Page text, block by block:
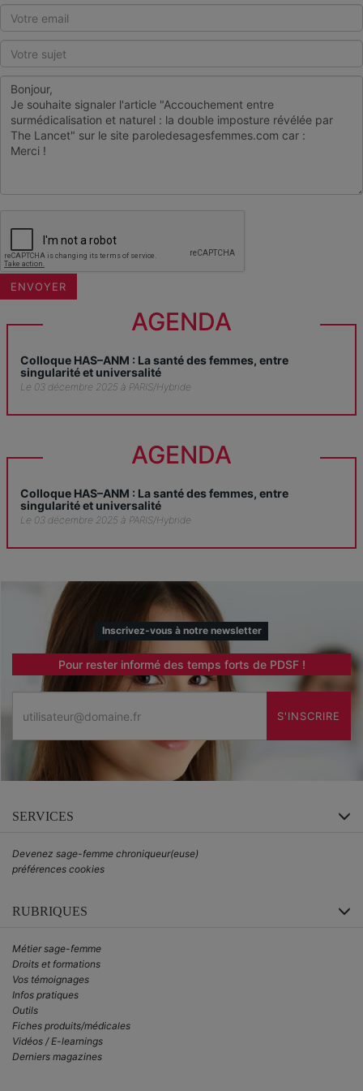
AGENDA
Colloque HAS–ANM : La santé des femmes, entre
singularité et universalité
Le 03 décembre 2025 à PARIS/Hybride
AGENDA
Colloque HAS–ANM : La santé des femmes, entre
singularité et universalité
Le 03 décembre 2025 à PARIS/Hybride
Inscrivez-vous à notre newsletter
Pour rester informé des temps forts de PDSF !
S'INSCRIRE
SERVICES
Devenez sage-femme chroniqueur(euse)
préférences cookies
RUBRIQUES
Métier sage-femme
Droits et formations
Vos témoignages
Infos pratiques
Outils
Fiches produits/médicales
Vidéos / E-learnings
Derniers magazines